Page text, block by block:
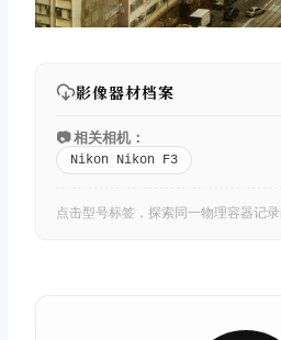
影像器材档案
📷 相关相机：
Nikon Nikon F3
点击型号标签，探索同一物理容器记录